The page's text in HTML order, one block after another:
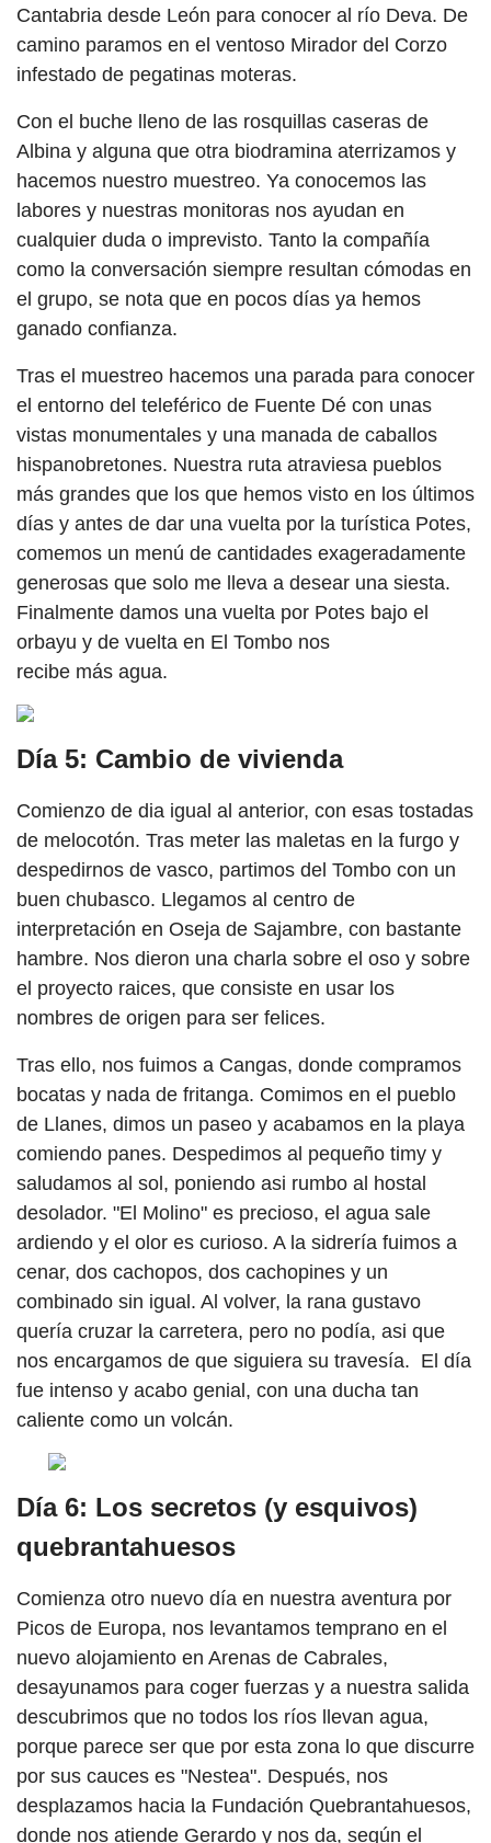
Cantabria desde León para conocer al río Deva. De
camino paramos en el ventoso Mirador del Corzo
infestado de pegatinas moteras.
Con el buche lleno de las rosquillas caseras de
Albina y alguna que otra biodramina aterrizamos y
hacemos nuestro muestreo. Ya conocemos las
labores y nuestras monitoras nos ayudan en
cualquier duda o imprevisto. Tanto la compañía
como la conversación siempre resultan cómodas en
el grupo, se nota que en pocos días ya hemos
ganado confianza.
Tras el muestreo hacemos una parada para conocer
el entorno del teleférico de Fuente Dé con unas
vistas monumentales y una manada de caballos
hispanobretones. Nuestra ruta atraviesa pueblos
más grandes que los que hemos visto en los últimos
días y antes de dar una vuelta por la turística Potes,
comemos un menú de cantidades exageradamente
generosas que solo me lleva a desear una siesta.
Finalmente damos una vuelta por Potes bajo el
orbayu y de vuelta en El Tombo nos
recibe más agua.
Día 5: Cambio de vivienda
Comienzo de dia igual al anterior, con esas tostadas
de melocotón. Tras meter las maletas en la furgo y
despedirnos de vasco, partimos del Tombo con un
buen chubasco. Llegamos al centro de
interpretación en Oseja de Sajambre, con bastante
hambre. Nos dieron una charla sobre el oso y sobre
el proyecto raices, que consiste en usar los
nombres de origen para ser felices.
Tras ello, nos fuimos a Cangas, donde compramos
bocatas y nada de fritanga. Comimos en el pueblo
de Llanes, dimos un paseo y acabamos en la playa
comiendo panes. Despedimos al pequeño timy y
saludamos al sol, poniendo asi rumbo al hostal
desolador. "El Molino" es precioso, el agua sale
ardiendo y el olor es curioso. A la sidrería fuimos a
cenar, dos cachopos, dos cachopines y un
combinado sin igual. Al volver, la rana gustavo
quería cruzar la carretera, pero no podía, asi que
nos encargamos de que siguiera su travesía. El día
fue intenso y acabo genial, con una ducha tan
caliente como un volcán.
Día 6: Los secretos (y esquivos)
quebrantahuesos
Comienza otro nuevo día en nuestra aventura por
Picos de Europa, nos levantamos temprano en el
nuevo alojamiento en Arenas de Cabrales,
desayunamos para coger fuerzas y a nuestra salida
descubrimos que no todos los ríos llevan agua,
porque parece ser que por esta zona lo que discurre
por sus cauces es "Nestea". Después, nos
desplazamos hacia la Fundación Quebrantahuesos,
donde nos atiende Gerardo y nos da, según el